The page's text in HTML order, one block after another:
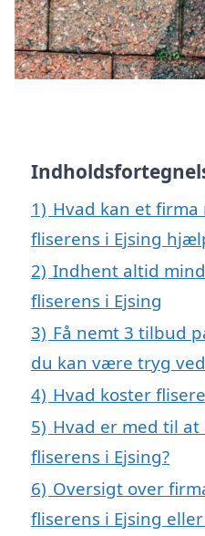
1) Hvad kan et firma
fliserens i Ejsing
2) Indhent altid
fliserens i Ejsing
3) Få nemt 3 tilbud
du kan være tryg ved
4) Hvad koster
5) Hvad er med til
fliserens i Ejsing?
6) Oversigt over
fliserens i Ejsing